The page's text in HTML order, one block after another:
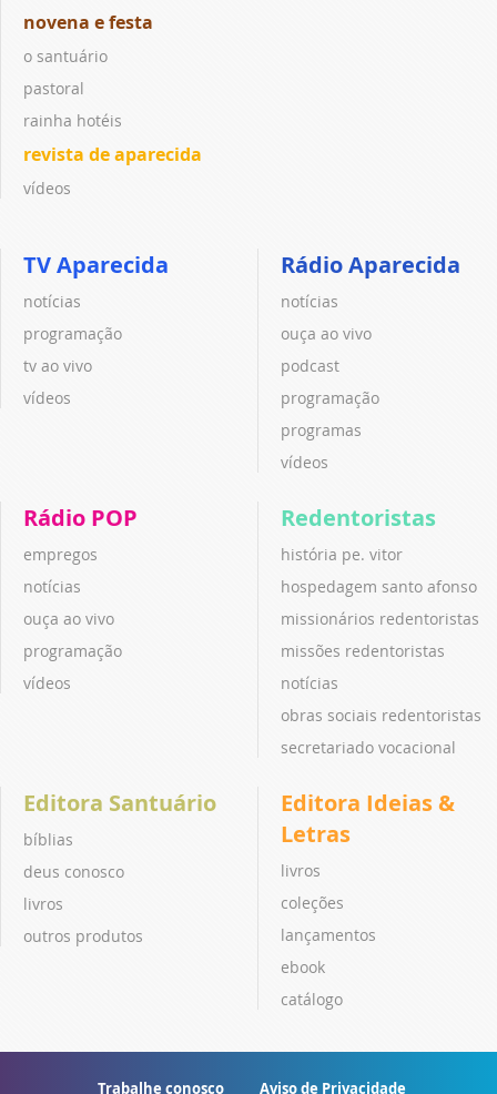
novena e festa
o santuário
pastoral
rainha hotéis
revista de aparecida
vídeos
TV Aparecida
notícias
programação
tv ao vivo
vídeos
Rádio Aparecida
notícias
ouça ao vivo
podcast
programação
programas
vídeos
Rádio POP
empregos
notícias
ouça ao vivo
programação
vídeos
Redentoristas
história pe. vitor
hospedagem santo afonso
missionários redentoristas
missões redentoristas
notícias
obras sociais redentoristas
secretariado vocacional
Editora Santuário
bíblias
deus conosco
livros
outros produtos
Editora Ideias &
Letras
livros
coleções
lançamentos
ebook
catálogo
Trabalhe conosco Aviso de Privacidade